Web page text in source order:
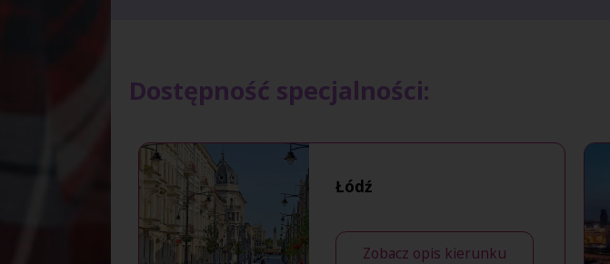
Dostępność specjalności:
Łódź
Zobacz opis kierunku